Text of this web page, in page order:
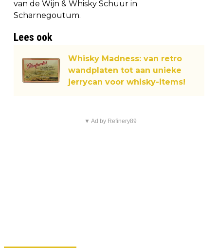
van de Wijn & Whisky Schuur in
Scharnegoutum.
Lees ook
Whisky Madness: van retro
wandplaten tot aan unieke
jerrycan voor whisky-items!
▼ Ad by Refinery89